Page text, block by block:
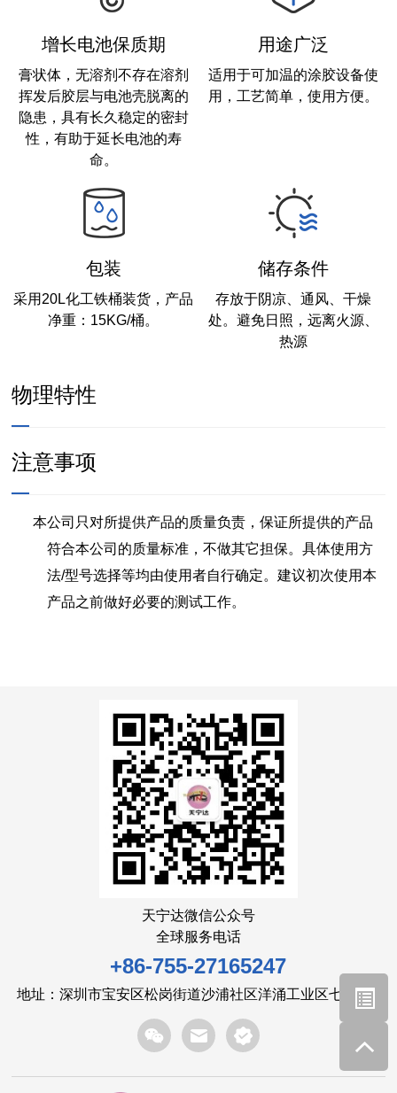
增长电池保质期
膏状体，无溶剂不存在溶剂
挥发后胶层与电池壳脱离的
隐患，具有长久稳定的密封
性，有助于延长电池的寿
命。
用途广泛
适用于可加温的涂胶设备使
用，工艺简单，使用方便。
包装
采用20L化工铁桶装货，产品
净重：15KG/桶。
储存条件
存放于阴凉、通风、干燥
处。避免日照，远离火源、
热源
物理特性
注意事项
本公司只对所提供产品的质量负责，保证所提供的产品
符合本公司的质量标准，不做其它担保。具体使用方
法/型号选择等均由使用者自行确定。建议初次使用本
产品之前做好必要的测试工作。
天宁达微信公众号
全球服务电话
+86-755-27165247
地址：深圳市宝安区松岗街道沙浦社区洋涌工业区七路6号